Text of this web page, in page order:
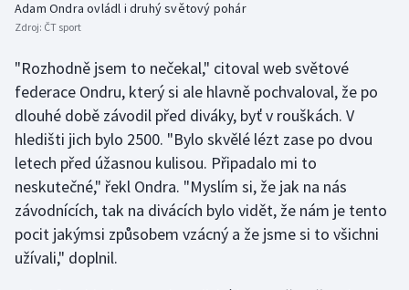
Stolní tenis
Triatlon
Veslování
Vodní slalom
Volejbal
Ostatní
Adam Ondra ovládl i druhý světový pohár
Zdroj: ČT sport
"Rozhodně jsem to nečekal," citoval web světové
federace Ondru, který si ale hlavně pochvaloval, že po
dlouhé době závodil před diváky, byť v rouškách. V
hledišti jich bylo 2500. "Bylo skvělé lézt zase po dvou
letech před úžasnou kulisou. Připadalo mi to
neskutečné," řekl Ondra. "Myslím si, že jak na nás
závodnících, tak na divácích bylo vidět, že nám je tento
pocit jakýmsi způsobem vzácný a že jsme si to všichni
užívali," doplnil.